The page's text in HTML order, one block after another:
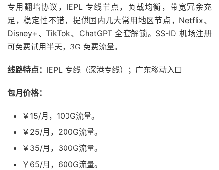
专用翻墙协议，IEPL 专线节点，负载均衡，带宽冗余充
足，稳定性不错，提供国内几大常用地区节点，Netflix、
Disney+、TikTok、ChatGPT 全套解锁。SS-ID 机场注册
可免费试用半天，3G 免费流量。
线路特点： IEPL 专线（深港专线）；广东移动入口
包月价格：
￥15/月，100G流量。
￥25/月，200G流量。
￥35/月，300G流量。
￥65/月，600G流量。